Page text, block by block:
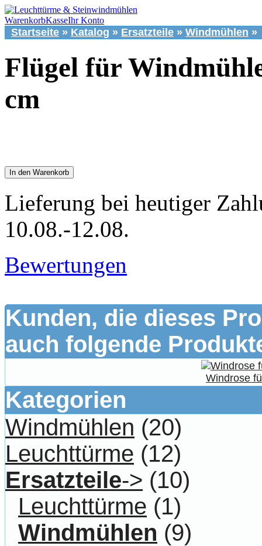
WarenkorbKasseIhr Konto
Startseite » Katalog » Ersatzteile » Windmühlen »
Flügel für
cm
In den Warenkorb
Lieferung bei heutiger
10.08.-12.08.
Bewertungen
Kunden, die dieses
auch folgende
Windrose
Kategorien
Windmühlen (20)
Leuchttürme (12)
Ersatzteile-> (10)
Leuchttürme (1)
Windmühlen (9)